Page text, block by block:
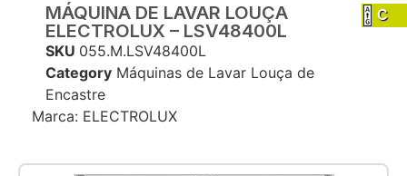
MÁQUINA DE LAVAR LOUÇA
ELECTROLUX – LSV48400L
C
SKU 055.M.LSV48400L
Category Máquinas de Lavar Louça de
Encastre
Marca: ELECTROLUX